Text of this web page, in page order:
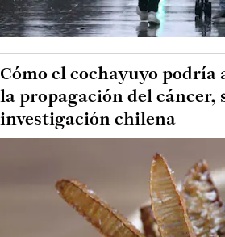
Cómo el cochayuyo
la propagación del cáncer,
investigación chilena